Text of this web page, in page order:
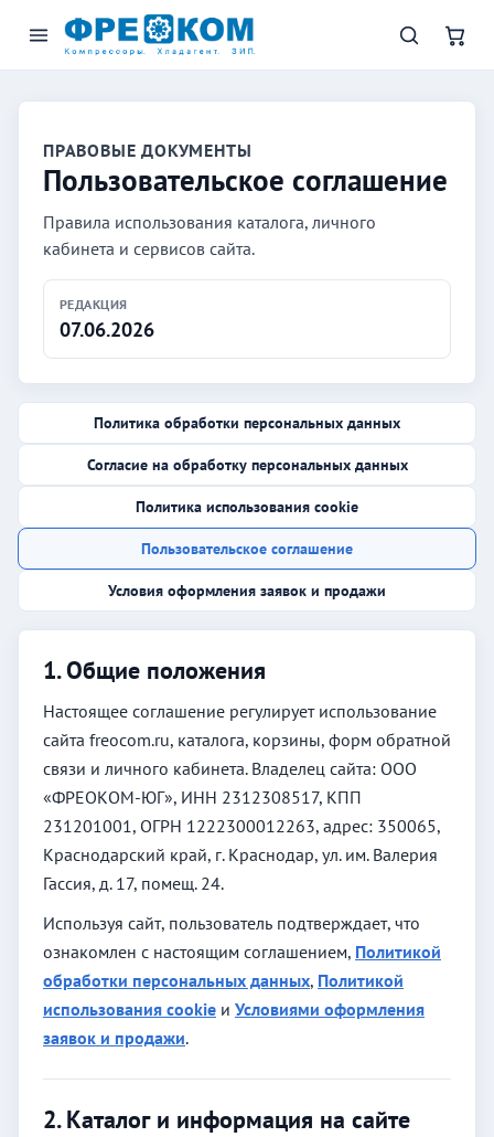
ПРАВОВЫЕ ДОКУМЕНТЫ
Пользовательское соглашение
Правила использования каталога, личного
кабинета и сервисов сайта.
РЕДАКЦИЯ
07.06.2026
Политика обработки персональных данных
Согласие на обработку персональных данных
Политика использования cookie
Пользовательское соглашение
Условия оформления заявок и продажи
1. Общие положения
Настоящее соглашение регулирует использование
сайта freocom.ru, каталога, корзины, форм обратной
связи и личного кабинета. Владелец сайта: ООО
«ФРЕОКОМ-ЮГ», ИНН 2312308517, КПП
231201001, ОГРН 1222300012263, адрес: 350065,
Краснодарский край, г. Краснодар, ул. им. Валерия
Гассия, д. 17, помещ. 24.
Используя сайт, пользователь подтверждает, что
ознакомлен с настоящим соглашением, Политикой
обработки персональных данных, Политикой
использования cookie и Условиями оформления
заявок и продажи.
2. Каталог и информация на сайте